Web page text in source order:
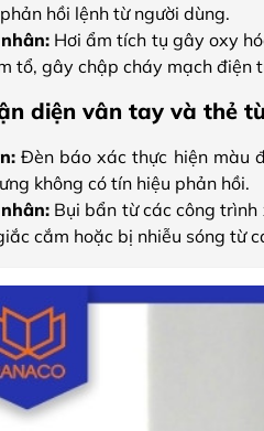
hồi lệnh từ người dùng.
Hơi ẩm tích tụ gây oxy
tổ, gây chập cháy mạch điện
diện vân tay và thẻ
Đèn báo xác thực hiện màu
không có tín hiệu phản hồi.
Bụi bẩn từ các công trình
cắm hoặc bị nhiễu sóng từ